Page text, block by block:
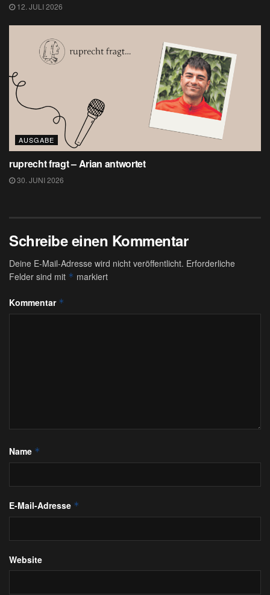
12. JULI 2026
AUSGABE
ruprecht fragt – Arian antwortet
30. JUNI 2026
Schreibe einen Kommentar
Deine E-Mail-Adresse wird nicht veröffentlicht. Erforderliche
Felder sind mit * markiert
Kommentar *
Name *
E-Mail-Adresse *
Website